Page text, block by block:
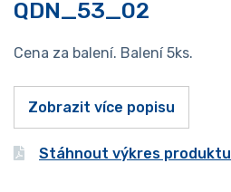
QDN_53_02
Cena za balení. Balení 5ks.
Zobrazit více popisu
Stáhnout výkres produktu